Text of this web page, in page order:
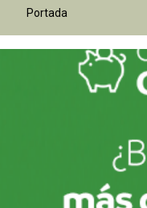
Portada